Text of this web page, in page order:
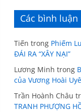
Các bình
Tiến trong Phiếm
ĐÁI RA “XÂY NẠI”
Lương Minh trong
của Vương Hoài
Trần Hoành Châu
TRANH PHƯỢNG